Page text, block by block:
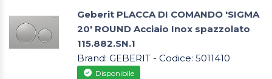
Geberit PLACCA DI COMANDO 'SIGMA
20' ROUND Acciaio Inox spazzolato
115.882.SN.1
Brand: GEBERIT - Codice: 5011410
Disponibile